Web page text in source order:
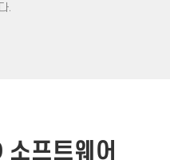
.
프트웨어